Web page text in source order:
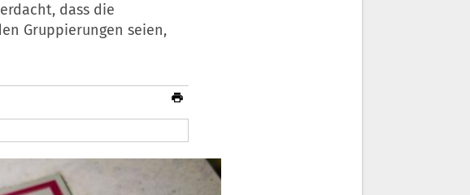
dass die
Gruppierungen seien,